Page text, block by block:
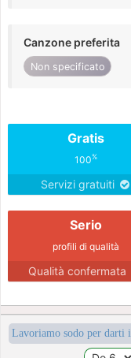
Canzone preferita
Non specificato
Gratis
100%
Servizi gratuiti
Serio
profili di qualità
Qualità confermata
Lavoriamo sodo per